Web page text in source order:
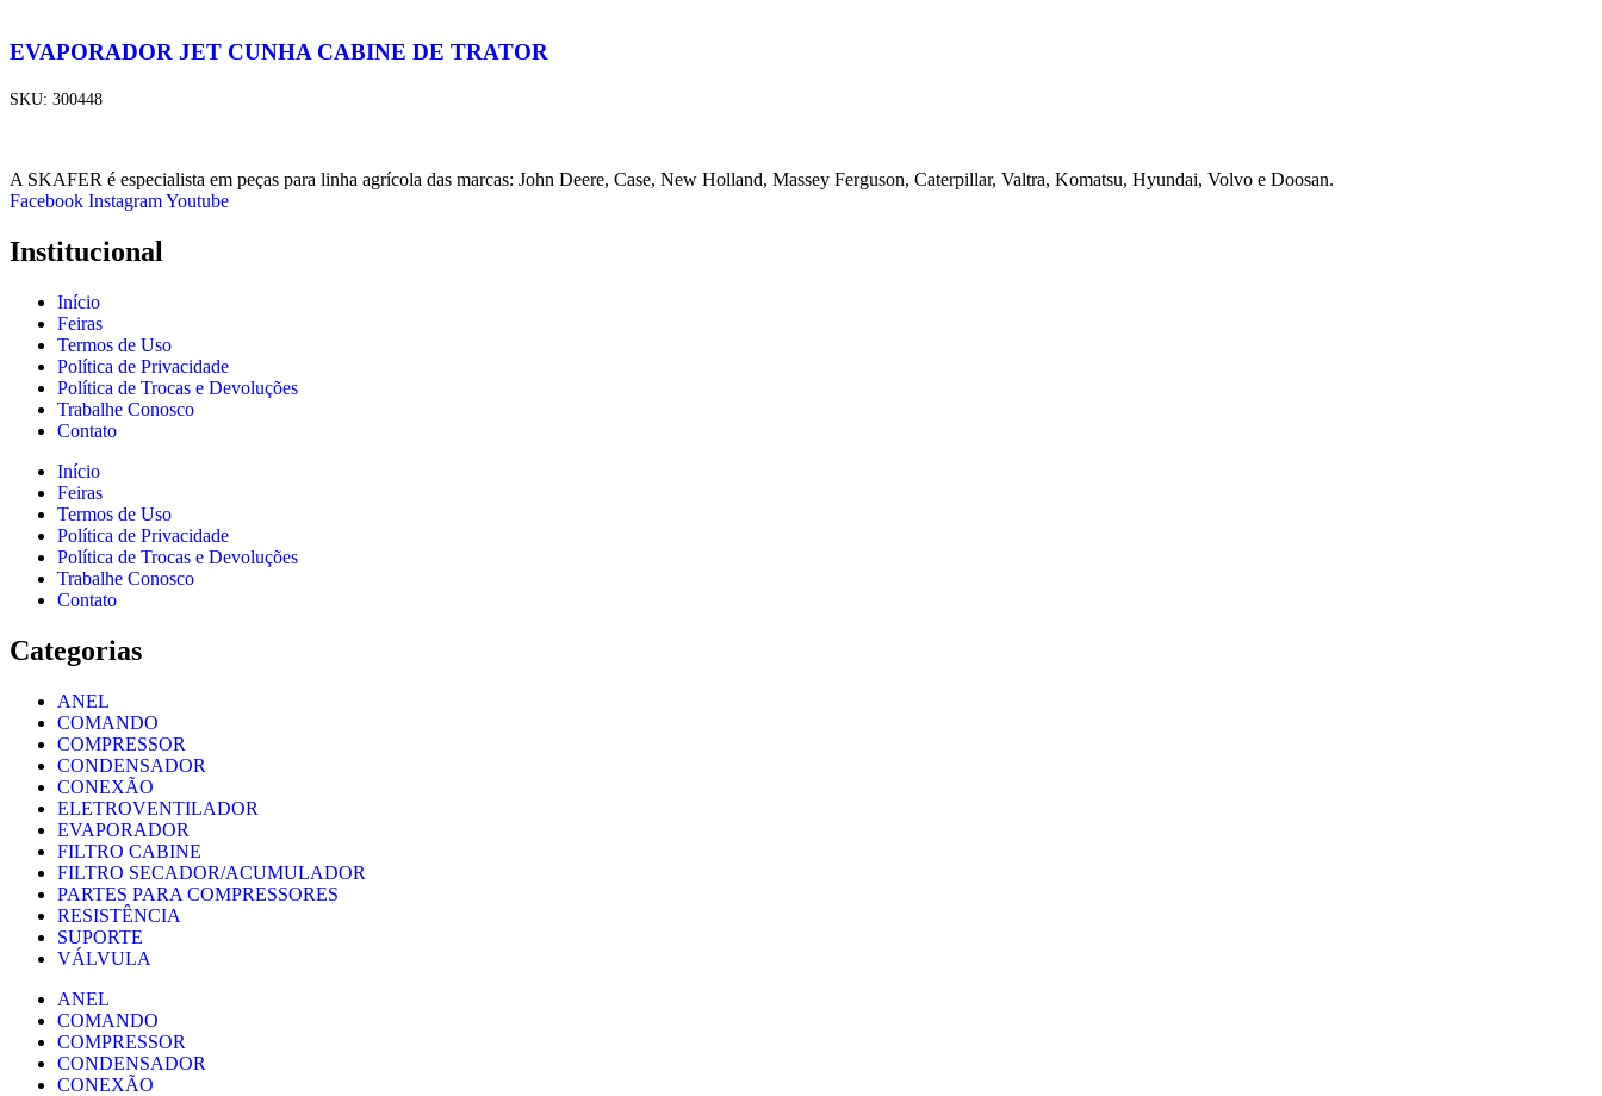
EVAPORADOR JET CUNHA CABINE DE TRATOR
SKU: 300448
A SKAFER é especialista em peças para linha agrícola das marcas: John Deere, Case, New Holland, Massey Ferguson, Caterpillar, Valtra, Komatsu, Hyundai, Volvo e Doosan.
Facebook InstagramYoutube
Institucional
Início
Feiras
Termos de Uso
Política de Privacidade
Política de Trocas e Devoluções
Trabalhe Conosco
Contato
Início
Feiras
Termos de Uso
Política de Privacidade
Política de Trocas e Devoluções
Trabalhe Conosco
Contato
Categorias
ANEL
COMANDO
COMPRESSOR
CONDENSADOR
CONEXÃO
ELETROVENTILADOR
EVAPORADOR
FILTRO CABINE
FILTRO SECADOR/ACUMULADOR
PARTES PARA COMPRESSORES
RESISTÊNCIA
SUPORTE
VÁLVULA
ANEL
COMANDO
COMPRESSOR
CONDENSADOR
CONEXÃO